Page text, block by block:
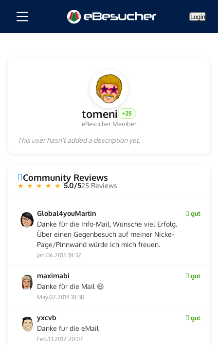
Login
tomeni +25
eBesucher Member
This user hasn't added a description yet.
Community Reviews
★ ★ ★ ★ ★ 5.0/525 Reviews
Global4youMartin gut
Danke für die Info-Mail, Wünsche viel Erfolg.
Über einen Gegenbesuch auf meiner Nicke-
Page/Pinnwand würde ich mich freuen.
Jan.06.2015 18:32
maximabi gut
Danke für die Mail 😄
May.02.2014 18:30
yxcvb gut
Danke fur die eMail
Feb.13.2012 20:07